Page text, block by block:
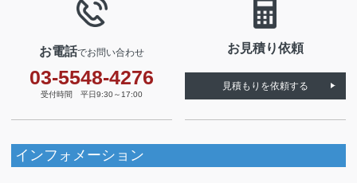
お電話でお問い合わせ
03-5548-4276
受付時間 平日9:30～17:00
お見積り依頼
見積もりを依頼する
インフォメーション